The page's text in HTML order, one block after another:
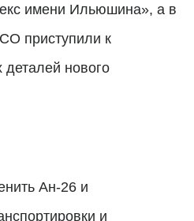
имени Ильюшина», а в
приступили к
нового
Ан-26 и
и